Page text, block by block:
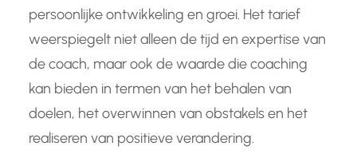
persoonlijke ontwikkeling en groei. Het tarief
weerspiegelt niet alleen de tijd en expertise van
de coach, maar ook de waarde die coaching
kan bieden in termen van het behalen van
doelen, het overwinnen van obstakels en het
realiseren van positieve verandering.